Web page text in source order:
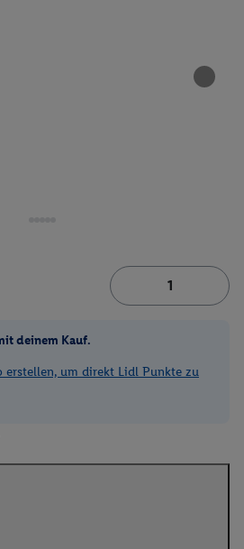
deinem Kauf.
erstellen, um direkt Lidl Punkte zu